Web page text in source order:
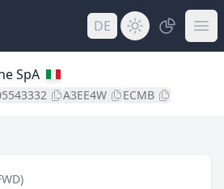
DE
SpA
A3EE4W ECMB